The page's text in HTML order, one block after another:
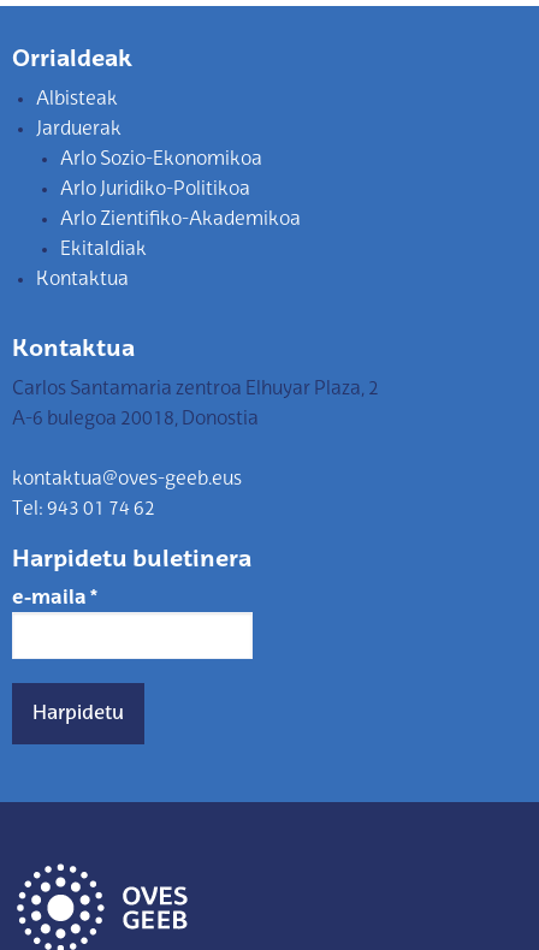
Orrialdeak
Albisteak
Jarduerak
Arlo Sozio-Ekonomikoa
Arlo Juridiko-Politikoa
Arlo Zientifiko-Akademikoa
Ekitaldiak
Kontaktua
Kontaktua
Carlos Santamaria zentroa Elhuyar Plaza, 2
A-6 bulegoa 20018, Donostia
kontaktua@oves-geeb.eus
Tel: 943 01 74 62
Harpidetu buletinera
e-maila *